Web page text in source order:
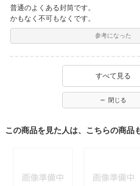
普通のよくある封筒です。
かもなく不可もなくです。
参考になった
すべて見る
閉じる
この商品を見た人は、こちらの商品